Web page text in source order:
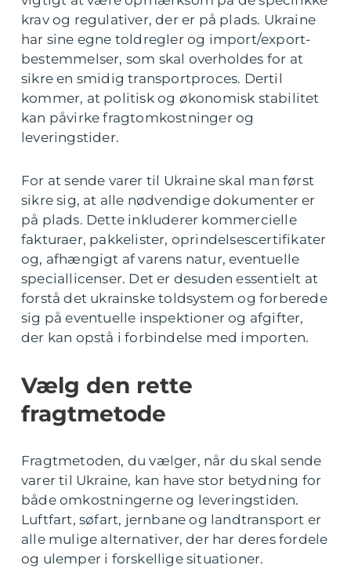
krav og regulativer, der er på plads. Ukraine
har sine egne toldregler og import/export-
bestemmelser, som skal overholdes for at
sikre en smidig transportproces. Dertil
kommer, at politisk og økonomisk stabilitet
kan påvirke fragtomkostninger og
leveringstider.
For at sende varer til Ukraine skal man først
sikre sig, at alle nødvendige dokumenter er
på plads. Dette inkluderer kommercielle
fakturaer, pakkelister, oprindelsescertifikater
og, afhængigt af varens natur, eventuelle
speciallicenser. Det er desuden essentielt at
forstå det ukrainske toldsystem og forberede
sig på eventuelle inspektioner og afgifter,
der kan opstå i forbindelse med importen.
Vælg den rette
fragtmetode
Fragtmetoden, du vælger, når du skal sende
varer til Ukraine, kan have stor betydning for
både omkostningerne og leveringstiden.
Luftfart, søfart, jernbane og landtransport er
alle mulige alternativer, der har deres fordele
og ulemper i forskellige situationer.